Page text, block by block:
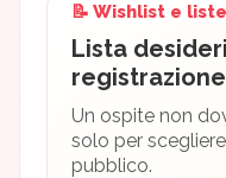
📝 Wishlist e
Lista
Un ospite non
solo per
pubblico.